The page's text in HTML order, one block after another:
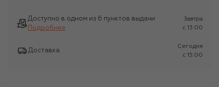
Доступно в одном из 6 пунктов выдачи
Подробнее
Завтра
c 13:00
Доставка
Сегодня
c 15:00